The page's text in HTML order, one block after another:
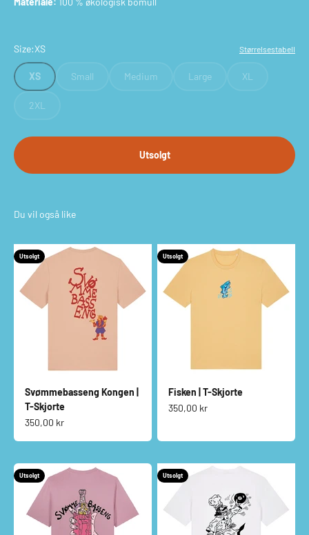
Size:XS Størrelsestabell
XS Small Medium Large XL
2XL
Utsolgt
Utsolgt
Svømmebasseng Kongen |
T-Skjorte
Salgspris
350,00 kr
Utsolgt
Fisken | T-Skjorte
Salgspris
350,00 kr
Utsolgt Utsolgt